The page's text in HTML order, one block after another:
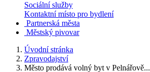
Sociální služby
Kontaktní místo pro bydlení
Partnerská města
Městský pivovar
Úvodní stránka
Zpravodajství
Město prodává volný byt v Pelnářově...